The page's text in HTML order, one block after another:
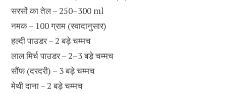
सरसों का तेल – 250–300 ml
नमक – 100 ग्राम (स्वादानुसार)
हल्दी पाउडर – 2 बड़े चम्मच
लाल मिर्च पाउडर – 2–3 बड़े चम्मच
सौंफ (दरदरी) – 3 बड़े चम्मच
मेथी दाना – 2 बड़े चम्मच